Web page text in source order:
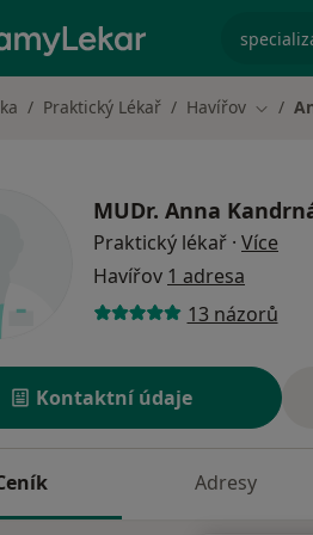
Praktický Lékař Havířov
MUDr. Anna
Praktický lékař · Více
Havířov 1 adresa
13 názorů
Kontaktní údaje
Adresy